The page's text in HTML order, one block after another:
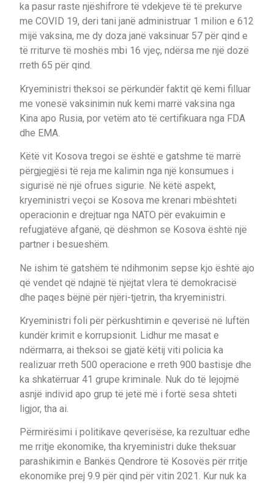
ka pasur raste njëshifrore të vdekjeve të të prekurve
me COVID 19, deri tani janë administruar 1 milion e 612
mijë vaksina, me dy doza janë vaksinuar 57 për qind e
të rriturve të moshës mbi 16 vjeç, ndërsa me një dozë
rreth 65 për qind.
Kryeministri theksoi se përkundër faktit që kemi filluar
me vonesë vaksinimin nuk kemi marrë vaksina nga
Kina apo Rusia, por vetëm ato të certifikuara nga FDA
dhe EMA.
Këtë vit Kosova tregoi se është e gatshme të marrë
përgjegjësi të reja me kalimin nga një konsumues i
sigurisë në një ofrues sigurie. Në këtë aspekt,
kryeministri veçoi se Kosova me krenari mbështeti
operacionin e drejtuar nga NATO për evakuimin e
refugjatëve afganë, që dëshmon se Kosova është një
partner i besueshëm.
Ne ishim të gatshëm të ndihmonim sepse kjo është ajo
që vendet që ndajnë të njëjtat vlera të demokracisë
dhe paqes bëjnë për njëri-tjetrin, tha kryeministri.
Kryeministri foli për përkushtimin e qeverisë në luftën
kundër krimit e korrupsionit. Lidhur me masat e
ndërmarra, ai theksoi se gjatë këtij viti policia ka
realizuar rreth 500 operacione e rreth 900 bastisje dhe
ka shkatërruar 41 grupe kriminale. Nuk do të lejojmë
asnjë individ apo grup të jetë më i fortë sesa shteti
ligjor, tha ai.
Përmirësimi i politikave qeverisëse, ka rezultuar edhe
me rritje ekonomike, tha kryeministri duke theksuar
parashikimin e Bankës Qendrore të Kosovës për rritje
ekonomike prej 9.9 për qind për vitin 2021. Kur nuk ka